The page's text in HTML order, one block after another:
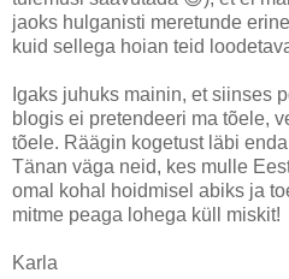
jaoks hulganisti meretunde
kuid sellega hoian teid
Igaks juhuks mainin, et siinses
blogis ei pretendeeri ma tõele,
tõele. Räägin kogetust läbi
Tänan väga neid, kes mulle
omal kohal hoidmisel abiks ja
mitme peaga lohega küll miskit!
Karla